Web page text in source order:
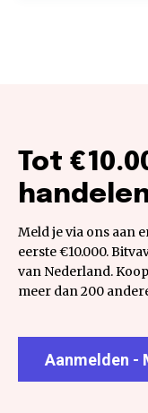
Tot
Meld je via ons aan
eerste €10.000.
van Nederland.
meer dan 200
Aanmelden -